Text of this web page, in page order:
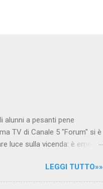
alunni a pesanti pene
TV di Canale 5 "Forum" si è
luce sulla vicenda: è emerso
Condividi su Facebook
LEGGI TUTTO»»